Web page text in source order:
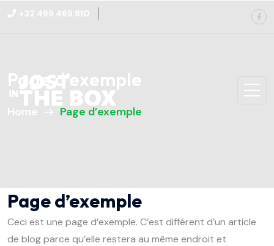
+32 499 469 810
Page d’exemple
Home Page d’exemple
Page d’exemple
Ceci est une page d’exemple. C’est différent d’un article
de blog parce qu’elle restera au même endroit et